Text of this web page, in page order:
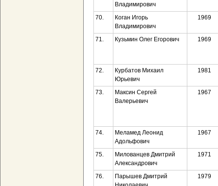
Владимирович
70.
Коган Игорь
Владимирович
1969
71. Кузьмин Олег Егорович 1969
72.
Курбатов Михаил
Юрьевич
1981
73.
Максин Сергей
Валерьевич
1967
74.
Меламед Леонид
Адольфович
1967
75.
Милованцев Дмитрий
Александрович
1971
76.
Парышев Дмитрий
1979